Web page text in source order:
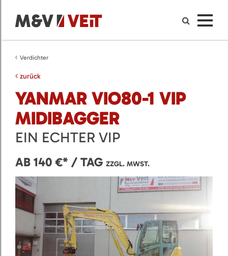
Verdichter
zurück
YANMAR VIO80-1 VIP
MIDIBAGGER
EIN ECHTER VIP
AB 140 €* / TAG ZZGL. MWST.